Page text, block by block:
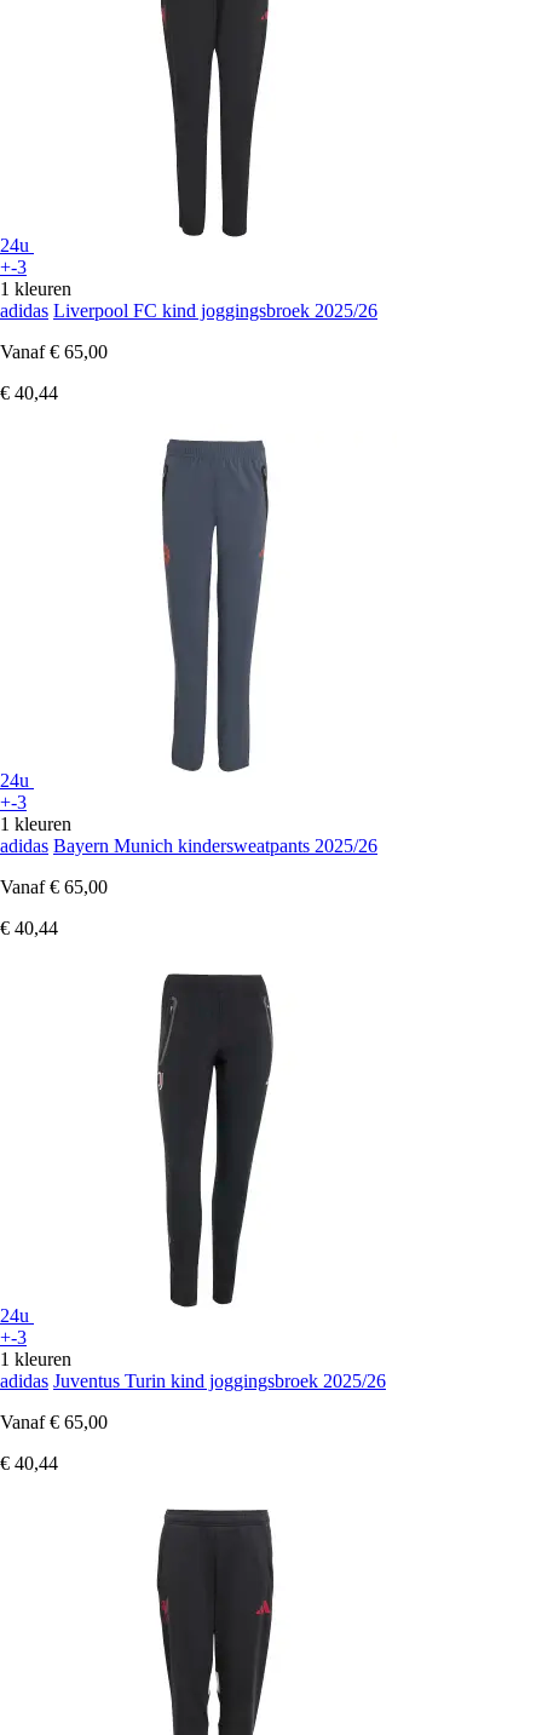
24u
+-3
1 kleuren
adidas Liverpool FC kind joggingsbroek 2025/26
Vanaf € 65,00
€ 40,44
24u
+-3
1 kleuren
adidas Bayern Munich kindersweatpants 2025/26
Vanaf € 65,00
€ 40,44
24u
+-3
1 kleuren
adidas Juventus Turin kind joggingsbroek 2025/26
Vanaf € 65,00
€ 40,44